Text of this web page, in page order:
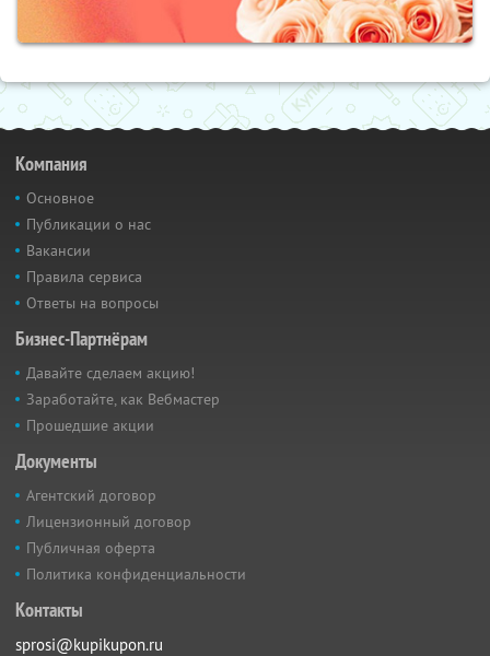
Компания
Основное
Публикации о нас
Вакансии
Правила сервиса
Ответы на вопросы
Бизнес-Партнёрам
Давайте сделаем акцию!
Заработайте, как Вебмастер
Прошедшие акции
Документы
Агентский договор
Лицензионный договор
Публичная оферта
Политика конфиденциальности
Контакты
sprosi@kupikupon.ru